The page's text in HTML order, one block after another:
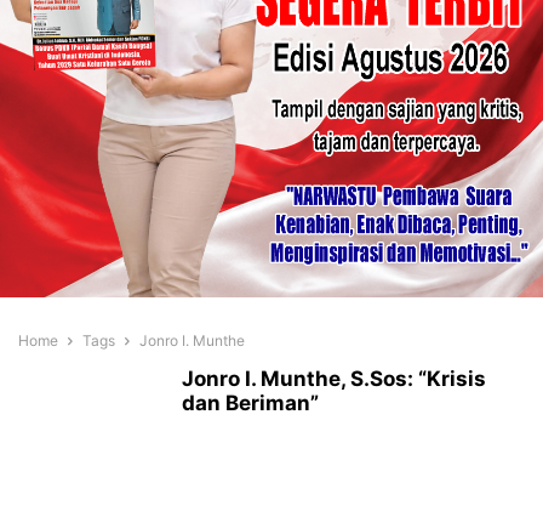
Home Tags Jonro I. Munthe
Jonro I. Munthe, S.Sos: “Krisis
dan Beriman”